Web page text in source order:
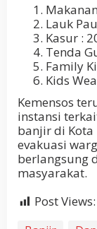
Lauk
Kasur :
Tenda
Family
Kids
Kemensos
instansi
banjir di Kota
evakuasi
berlangsung
masyarakat.
Post Views: